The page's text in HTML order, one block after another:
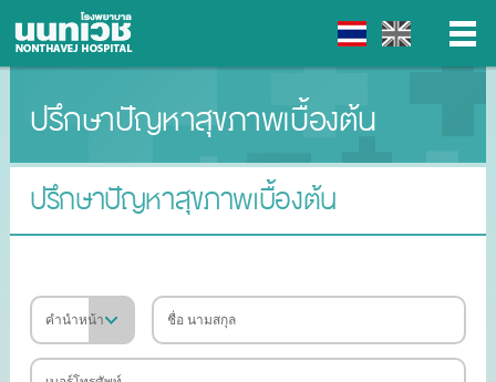
▼
ปรึกษาปัญหาสุขภาพเบื้องต้น
ปรึกษาปัญหาสุขภาพเบื้องต้น